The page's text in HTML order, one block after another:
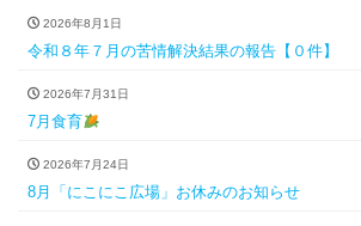
2026年8月1日
令和８年７月の苦情解決結果の報告【０件】
2026年7月31日
7月食育
2026年7月24日
8月「にこにこ広場」お休みのお知らせ